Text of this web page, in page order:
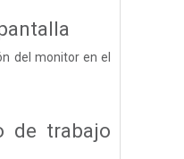
del monitor en el
de trabajo